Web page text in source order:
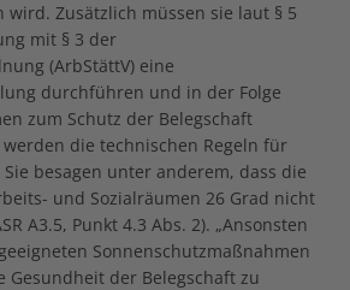
wird. Zusätzlich müssen sie laut § 5
mit § 3 der
(ArbStättV) eine
durchführen und in der Folge
zum Schutz der Belegschaft
die technischen Regeln für
Sie besagen unter anderem, dass die
und Sozialräumen 26 Grad nicht
A3.5, Punkt 4.3 Abs. 2). „Ansonsten
Sonnenschutzmaßnahmen
Gesundheit der Belegschaft zu